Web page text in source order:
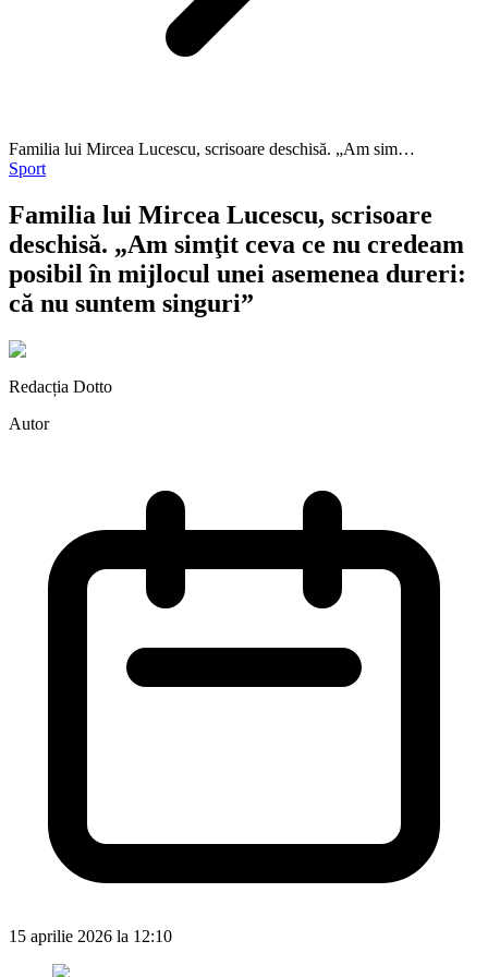
Familia lui Mircea Lucescu, scrisoare deschisă. „Am sim…
Sport
Familia lui Mircea Lucescu, scrisoare
deschisă. „Am simţit ceva ce nu credeam
posibil în mijlocul unei asemenea dureri:
că nu suntem singuri”
Redacția Dotto
Autor
15 aprilie 2026 la 12:10